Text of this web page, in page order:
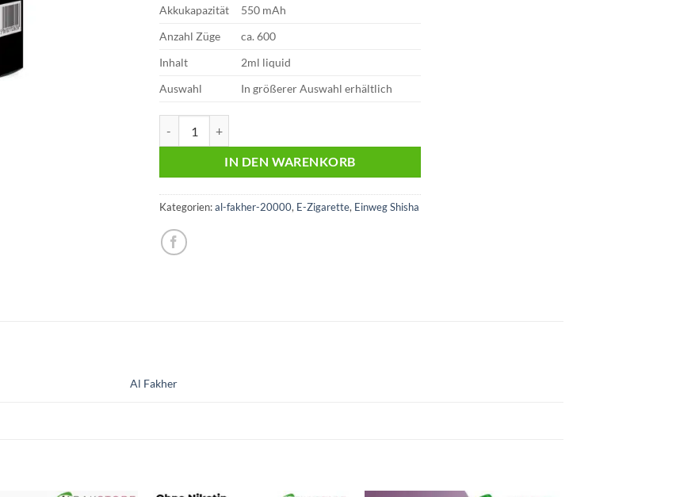
Akkukapazität
550 mAh
Anzahl Züge
ca. 600
Inhalt
2ml liquid
Auswahl
In größerer Auswahl erhältlich
IN DEN WARENKORB
Kategorien:al-fakher-20000, E-Zigarette, Einweg Shisha
Al Fakher